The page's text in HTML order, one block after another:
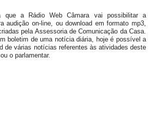
que a Rádio Web Câmara vai possibilitar a
audição on-line, ou download em formato mp3,
pela Assessoria de Comunicação da Casa.
boletim de uma notícia diária, hoje é possível a
de várias notícias referentes às atividades deste
o parlamentar.